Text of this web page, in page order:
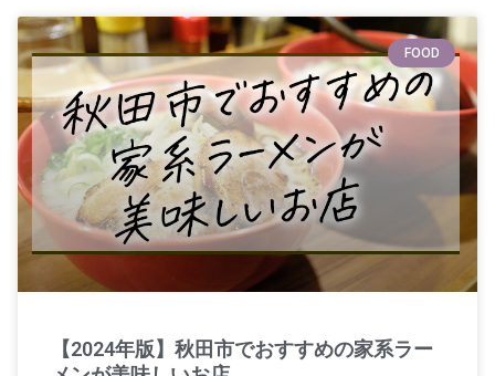
FOOD
【2024年版】秋田市でおすすめの家系ラー